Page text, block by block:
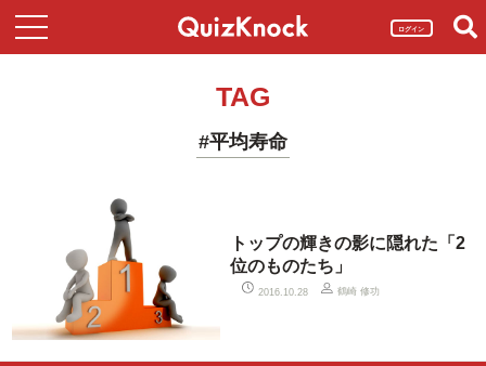
ログイン
TAG
#平均寿命
トップの輝きの影に隠れた「2
位のものたち」
2016.10.28 鶴崎 修功